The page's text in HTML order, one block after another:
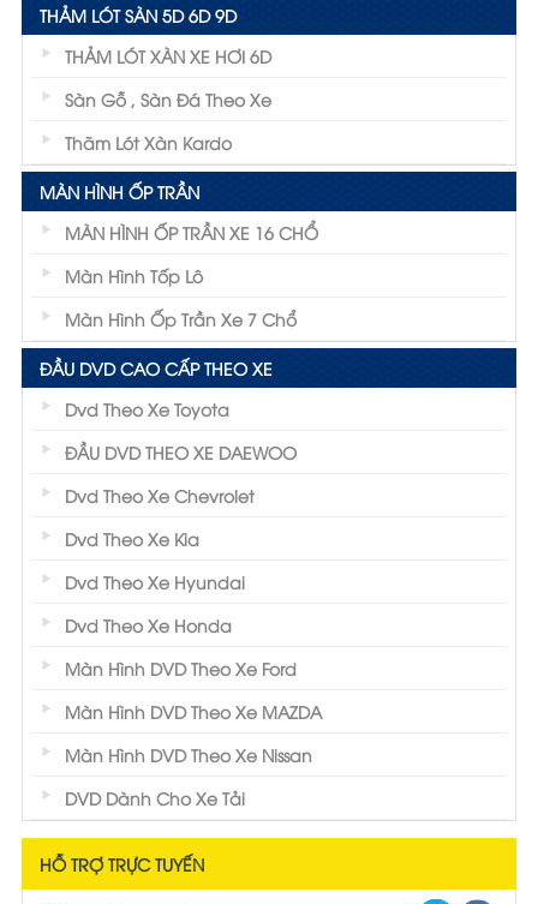
THẢM LÓT SÀN 5D 6D 9D
THẢM LÓT XÀN XE HƠI 6D
Sàn Gỗ , Sàn Đá Theo Xe
Thãm Lót Xàn Kardo
MÀN HÌNH ỐP TRẦN
MÀN HÌNH ỐP TRẦN XE 16 CHỔ
Màn Hình Tốp Lô
Màn Hình Ốp Trần Xe 7 Chổ
ĐẦU DVD CAO CẤP THEO XE
Dvd Theo Xe Toyota
ĐẦU DVD THEO XE DAEWOO
Dvd Theo Xe Chevrolet
Dvd Theo Xe Kia
Dvd Theo Xe Hyundai
Dvd Theo Xe Honda
Màn Hình DVD Theo Xe Ford
Màn Hình DVD Theo Xe MAZDA
Màn Hình DVD Theo Xe Nissan
DVD Dành Cho Xe Tải
HỖ TRỢ TRỰC TUYẾN